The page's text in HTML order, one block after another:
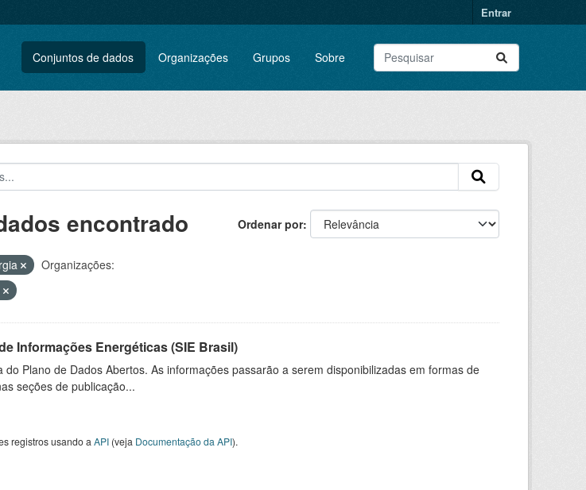
Entrar
Conjuntos de dados Organizações Grupos Sobre
Ordenar por
encontrado
Organizações:
Informações Energéticas (SIE Brasil)
do Plano de Dados Abertos. As informações passarão a serem disponibilizadas em formas de
seções de publicação...
registros usando a API(veja Documentação da API).